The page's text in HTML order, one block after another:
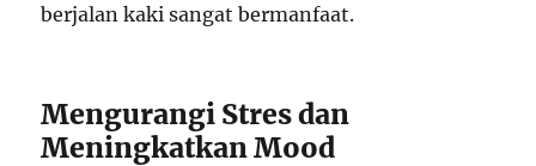
berjalan kaki sangat bermanfaat.
Mengurangi Stres dan
Meningkatkan Mood